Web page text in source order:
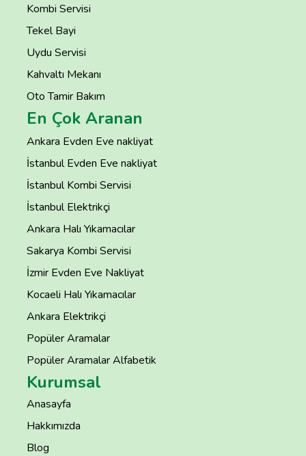
Kombi Servisi
Tekel Bayi
Uydu Servisi
Kahvaltı Mekanı
Oto Tamir Bakım
En Çok Aranan
Ankara Evden Eve nakliyat
İstanbul Evden Eve nakliyat
İstanbul Kombi Servisi
İstanbul Elektrikçi
Ankara Halı Yıkamacılar
Sakarya Kombi Servisi
İzmir Evden Eve Nakliyat
Kocaeli Halı Yıkamacılar
Ankara Elektrikçi
Popüler Aramalar
Popüler Aramalar Alfabetik
Kurumsal
Anasayfa
Hakkımızda
Blog